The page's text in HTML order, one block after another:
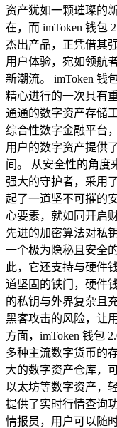
资产犹如一颗璀璨的
在，而 imToken 钱包
杰出产品，正凭借其
用户体验，宛如领航
新潮流。 imToken 钱
精心进行的一次具有
通通的数字资产存储
综合性数字金融平台
用户的数字资产提供
间。 从安全性的角度
强大的守护者，采用
起了一道坚不可摧的
心要素，就如同开启
先进的加密算法对私
一个极为隐秘且安全
此，它还支持与硬件
道坚固的铁门，硬件
的私钥与外界复杂且
黑客攻击的风险，让
方面，imToken 钱包
多种主流数字货币的
大的数字资产仓库，
以太坊等数字资产，
提供了实时行情查询
情报员，用户可以随